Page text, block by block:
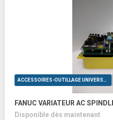
ACCESSOIRES-OUTILLAGE UNIVERSELS
FANUC VARIATEUR AC
Disponible dès maintenant